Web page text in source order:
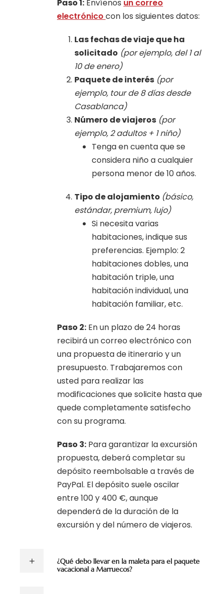
Paso 1: Envíenos un correo
electrónico con los siguientes datos:
Las fechas de viaje que ha
solicitado (por ejemplo, del 1 al
10 de enero)
Paquete de interés (por
ejemplo, tour de 8 días desde
Casablanca)
Número de viajeros (por
ejemplo, 2 adultos + 1 niño)
Tenga en cuenta que se
considera niño a cualquier
persona menor de 10 años.
Tipo de alojamiento (básico,
estándar, premium, lujo)
Si necesita varias
habitaciones, indique sus
preferencias. Ejemplo: 2
habitaciones dobles, una
habitación triple, una
habitación individual, una
habitación familiar, etc.
Paso 2: En un plazo de 24 horas
recibirá un correo electrónico con
una propuesta de itinerario y un
presupuesto. Trabajaremos con
usted para realizar las
modificaciones que solicite hasta que
quede completamente satisfecho
con su programa.
Paso 3: Para garantizar la excursión
propuesta, deberá completar su
depósito reembolsable a través de
PayPal. El depósito suele oscilar
entre 100 y 400 €, aunque
dependerá de la duración de la
excursión y del número de viajeros.
¿Qué debo llevar en la maleta para el paquete
vacacional a Marruecos?